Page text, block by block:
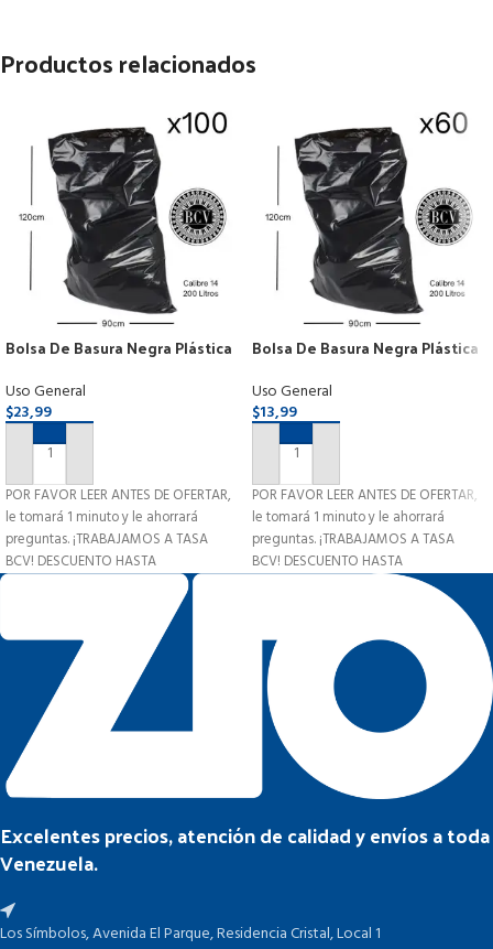
Productos relacionados
Bolsa De Basura Negra Plástica
Uso General
$23,99
AÑADIR AL CARRITO
POR FAVOR LEER ANTES DE OFERTAR,
le tomará 1 minuto y le ahorrará
preguntas. ¡TRABAJAMOS A TASA
BCV! DESCUENTO HASTA
Bolsa De Basura Negra Plástica
Uso General
$13,99
AÑADIR AL CARRITO
POR FAVOR LEER ANTES DE OFERTAR,
le tomará 1 minuto y le ahorrará
preguntas. ¡TRABAJAMOS A TASA
BCV! DESCUENTO HASTA
Excelentes precios, atención de calidad y envíos a toda
Venezuela.
Los Símbolos, Avenida El Parque, Residencia Cristal, Local 1